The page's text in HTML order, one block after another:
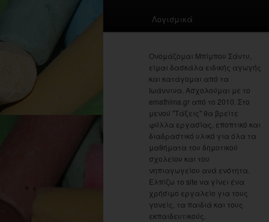
Λογισμικά
Ονομάζομαι Μπίμπου Σάντυ,
είμαι δασκάλα ειδικής αγωγής
και κατάγομαι από τα
Ιωάννινα. Ασχολούμαι με το
emathima.gr από το 2010. Στο
μενού "Τάξεις" θα βρείτε
φύλλα εργασίας, εποπτικό και
διαδραστικό υλικό για όλα τα
μαθήματα του δημοτικού
σχολείου και του
νηπιαγωγείου ανά ενότητα.
Ελπίζω το site να γίνει ένα
χρήσιμο εργαλείο για τους
γονείς, τα παιδιά και τους
εκπαιδευτικούς.